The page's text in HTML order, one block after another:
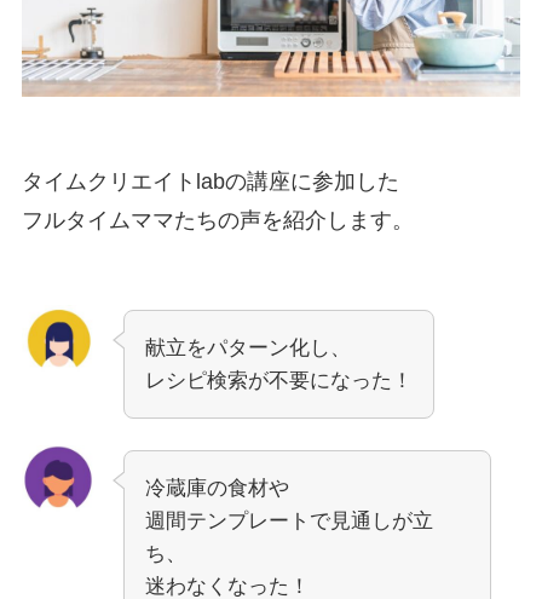
タイムクリエイトlabの講座に参加した
フルタイムママたちの声を紹介します。
献立をパターン化し、
レシピ検索が不要になった！
冷蔵庫の食材や
週間テンプレートで見通しが立
ち、
迷わなくなった！